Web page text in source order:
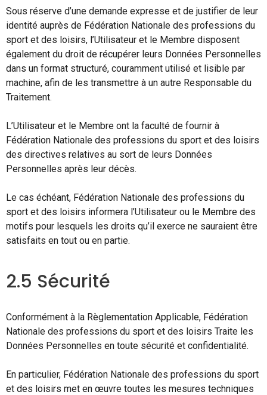
Sous réserve d’une demande expresse et de justifier de leur
identité auprès de Fédération Nationale des professions du
sport et des loisirs, l’Utilisateur et le Membre disposent
également du droit de récupérer leurs Données Personnelles
dans un format structuré, couramment utilisé et lisible par
machine, afin de les transmettre à un autre Responsable du
Traitement.
L’Utilisateur et le Membre ont la faculté de fournir à
Fédération Nationale des professions du sport et des loisirs
des directives relatives au sort de leurs Données
Personnelles après leur décès.
Le cas échéant, Fédération Nationale des professions du
sport et des loisirs informera l’Utilisateur ou le Membre des
motifs pour lesquels les droits qu’il exerce ne sauraient être
satisfaits en tout ou en partie.
2.5 Sécurité
Conformément à la Règlementation Applicable, Fédération
Nationale des professions du sport et des loisirs Traite les
Données Personnelles en toute sécurité et confidentialité.
En particulier, Fédération Nationale des professions du sport
et des loisirs met en œuvre toutes les mesures techniques